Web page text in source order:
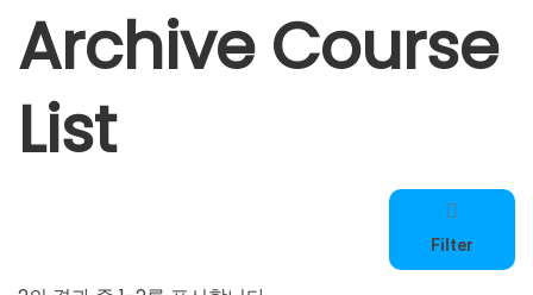
Archive Course
List
Filter